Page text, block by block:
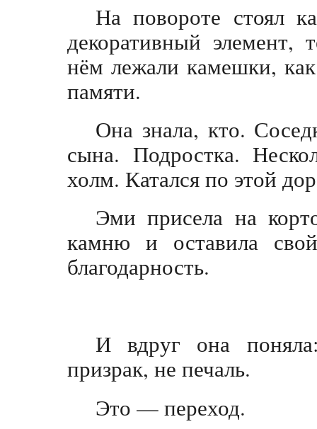
На повороте стоял
декоративный
нём лежали камешки,
памяти.
Она знала, кто.
сына. Подростка.
холм. Катался по этой
Эми присела на
камню и оставила
благодарность.
И вдруг она
призрак, не печаль.
Это — переход.